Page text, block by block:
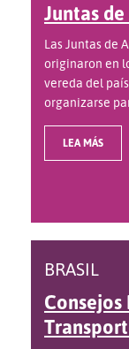
Juntas
Las Juntas de
originaron en
vereda del
organizarse
LEA MÁS
BRASIL